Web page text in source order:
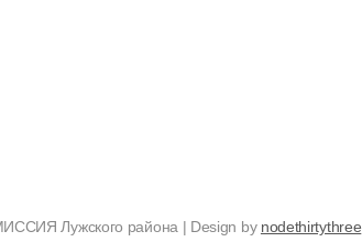
Лужского района | Design by nodethirtythree